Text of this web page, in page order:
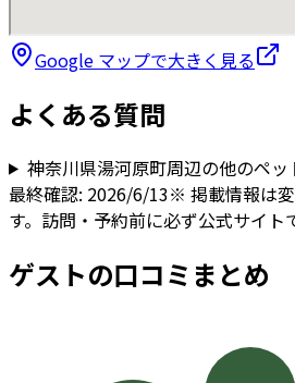
Google マップで大きく見る
よくある質問
神奈川県湯河原町周辺の他のペッ
最終確認: 2026/6/13※ 掲載情報は
す。訪問・予約前に必ず公式サイト
ゲストの口コミまとめ